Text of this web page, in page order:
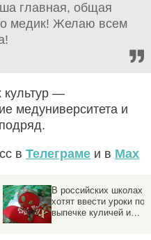
главная, общая
медик! Желаю всем
культур —
медуниверситета и
в Телеграме и в Max
В российских школах
хотят ввести уроки по
выпечке куличей и